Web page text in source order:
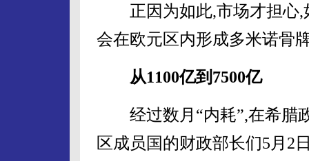
正因为如此,市场才担心,
会在欧元区内形成多米诺骨
从1100亿到7500亿
经过数月“内耗”,在希腊
区成员国的财政部长们5月2